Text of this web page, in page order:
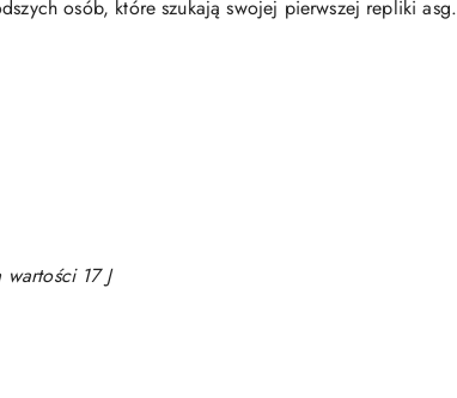
osób, które szukają swojej pierwszej repliki asg.
17 J